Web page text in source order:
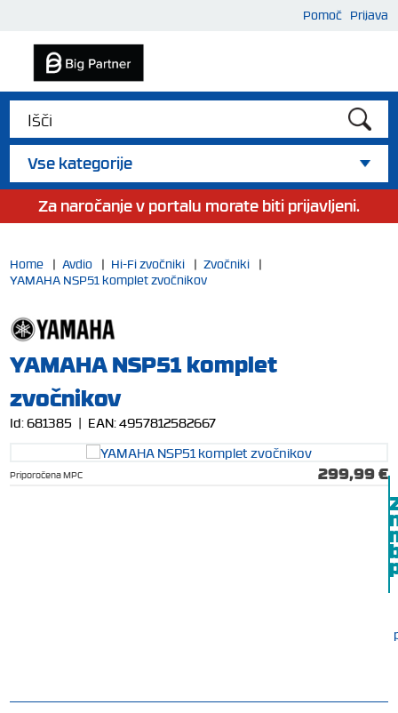
Pomoč Prijava
Vse kategorije
Za naročanje v portalu morate biti prijavljeni.
Home | Avdio | Hi-Fi zvočniki | Zvočniki
|
YAMAHA NSP51 komplet zvočnikov
YAMAHA NSP51 komplet
zvočnikov
Id:681385 | EAN:4957812582667
Priporočena MPC 299,99 €